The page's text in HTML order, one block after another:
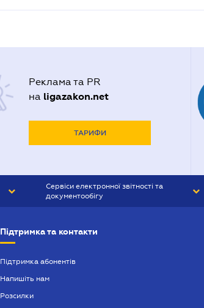
Реклама та PR
на ligazakon.net
ТАРИФИ
Сервіси електронної звітності та
документообігу
Підтримка та контакти
Підтримка абонентів
Напишіть нам
Розсилки